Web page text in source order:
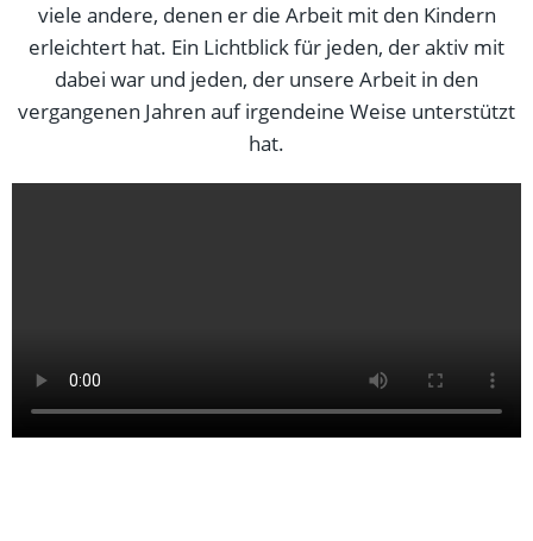
viele andere, denen er die Arbeit mit den Kindern
erleichtert hat. Ein Lichtblick für jeden, der aktiv mit
dabei war und jeden, der unsere Arbeit in den
vergangenen Jahren auf irgendeine Weise unterstützt
hat.